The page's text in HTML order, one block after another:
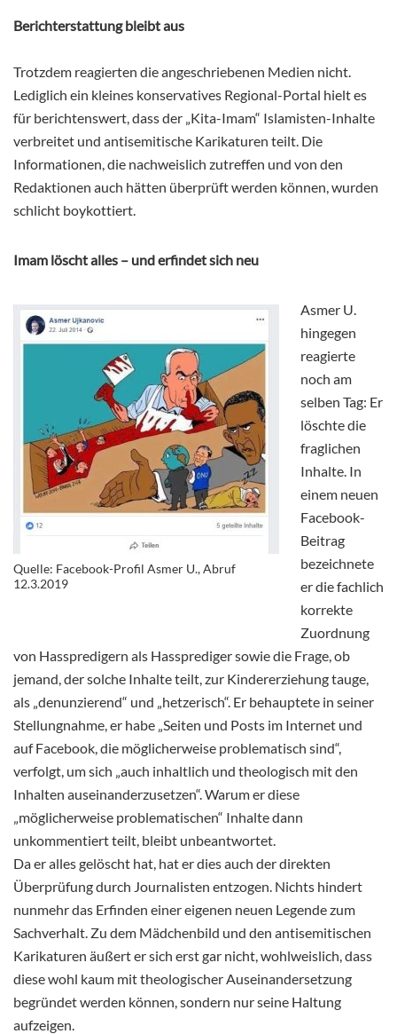
Berichterstattung bleibt aus
Trotzdem reagierten die angeschriebenen Medien nicht.
Lediglich ein kleines konservatives Regional-Portal hielt es
für berichtenswert, dass der „Kita-Imam“ Islamisten-Inhalte
verbreitet und antisemitische Karikaturen teilt. Die
Informationen, die nachweislich zutreffen und von den
Redaktionen auch hätten überprüft werden können, wurden
schlicht boykottiert.
Imam löscht alles – und erfindet sich neu
Quelle: Facebook-Profil Asmer U., Abruf
12.3.2019
Asmer U.
hingegen
reagierte
noch am
selben Tag: Er
löschte die
fraglichen
Inhalte. In
einem neuen
Facebook-
Beitrag
bezeichnete
er die fachlich
korrekte
Zuordnung
von Hasspredigern als Hassprediger sowie die Frage, ob
jemand, der solche Inhalte teilt, zur Kindererziehung tauge,
als „denunzierend“ und „hetzerisch“. Er behauptete in seiner
Stellungnahme, er habe „Seiten und Posts im Internet und
auf Facebook, die möglicherweise problematisch sind“,
verfolgt, um sich „auch inhaltlich und theologisch mit den
Inhalten auseinanderzusetzen“. Warum er diese
„möglicherweise problematischen“ Inhalte dann
unkommentiert teilt, bleibt unbeantwortet.
Da er alles gelöscht hat, hat er dies auch der direkten
Überprüfung durch Journalisten entzogen. Nichts hindert
nunmehr das Erfinden einer eigenen neuen Legende zum
Sachverhalt. Zu dem Mädchenbild und den antisemitischen
Karikaturen äußert er sich erst gar nicht, wohlweislich, dass
diese wohl kaum mit theologischer Auseinandersetzung
begründet werden können, sondern nur seine Haltung
aufzeigen.